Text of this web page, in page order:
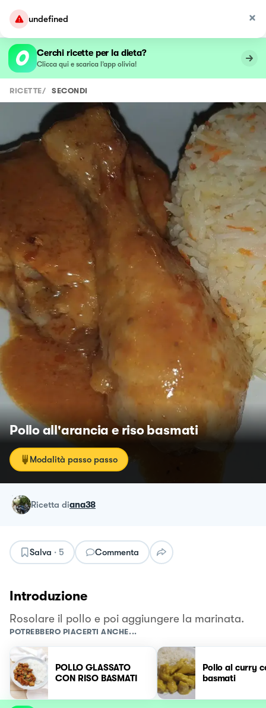
undefined
Cerchi ricette per la dieta?
Clicca qui e scarica l’app olivia!
RICETTE/ SECONDI
Pollo all'arancia e riso basmati
Modalità passo passo
ricetta diana38
Salva · 5 Commenta
Introduzione
Rosolare il pollo e poi aggiungere la marinata.
POTREBBERO PIACERTI ANCHE...
POLLO GLASSATO
CON RISO BASMATI
Pollo al curry
basmati